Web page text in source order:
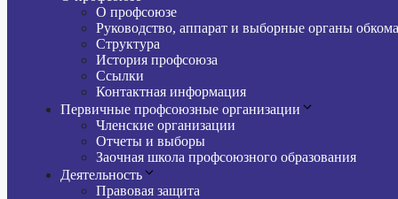
О профсоюзе
Руководство, аппарат и выборные органы обкома
Структура
История профсоюза
Ссылки
Контактная информация
Первичные профсоюзные организации
Членские организации
Отчеты и выборы
Заочная школа профсоюзного образования
Деятельность
Правовая защита